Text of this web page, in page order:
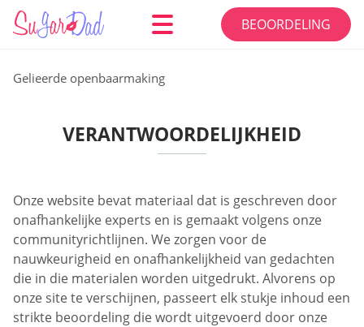
BEOORDELING
Gelieerde openbaarmaking
VERANTWOORDELIJKHEID
Onze website bevat materiaal dat is geschreven door
onafhankelijke experts en is gemaakt volgens onze
communityrichtlijnen. We zorgen voor de
nauwkeurigheid en onafhankelijkheid van gedachten
die in die materialen worden uitgedrukt. Alvorens op
onze site te verschijnen, passeert elk stukje inhoud een
strikte beoordeling die wordt uitgevoerd door onze